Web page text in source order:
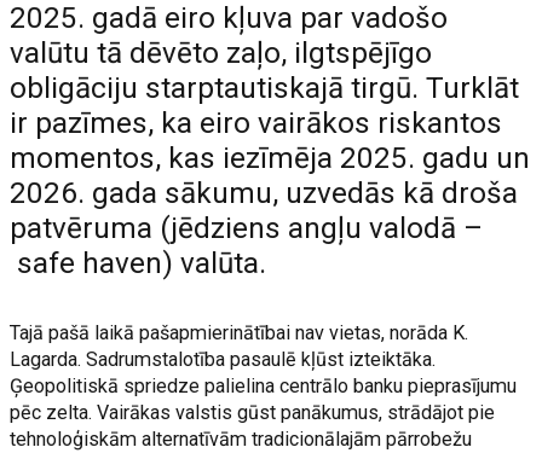
2025. gadā eiro kļuva par vadošo
valūtu tā dēvēto zaļo, ilgtspējīgo
obligāciju starptautiskajā tirgū. Turklāt
ir pazīmes, ka eiro vairākos riskantos
momentos, kas iezīmēja 2025. gadu un
2026. gada sākumu, uzvedās kā droša
patvēruma (jēdziens angļu valodā –
safe haven) valūta.
Tajā pašā laikā pašapmierinātībai nav vietas, norāda K.
Lagarda. Sadrumstalotība pasaulē kļūst izteiktāka.
Ģeopolitiskā spriedze palielina centrālo banku pieprasījumu
pēc zelta. Vairākas valstis gūst panākumus, strādājot pie
tehnoloģiskām alternatīvām tradicionālajām pārrobežu